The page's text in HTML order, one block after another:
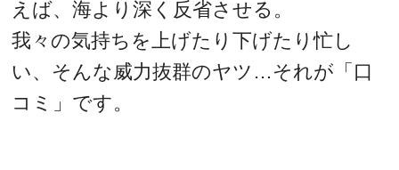
えば、海より深く反省させる。
我々の気持ちを上げたり下げたり忙し
い、そんな威力抜群のヤツ…それが「口
コミ」です。